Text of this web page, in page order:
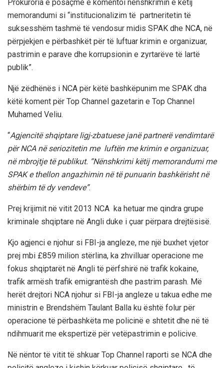
Prokuroria e posaçme e komentoi nënshkrimin e këtij
memorandumi si “institucionalizim të partneritetin të
suksesshëm tashmë të vendosur midis SPAK dhe NCA, në
përpjekjen e përbashkët për të luftuar krimin e organizuar,
pastrimin e parave dhe korrupsionin e zyrtarëve të lartë
publik”.
Një zëdhënës i NCA për këtë bashkëpunim me SPAK dha
këtë koment për Top Channel gazetarin e Top Channel
Muhamed Veliu.
“Agjencitë shqiptare ligj-zbatuese janë partnerë vendimtarë
për NCA në seriozitetin me luftën me krimin e organizuar,
në mbrojtje të publikut. “Nënshkrimi këtij memorandumi me
SPAK e thellon angazhimin në të punuarin bashkërisht në
shërbim të dy vendeve”.
Prej krijimit në vitit 2013 NCA ka hetuar me qindra grupe
kriminale shqiptare në Angli duke i çuar përpara drejtësisë.
Kjo agjenci e njohur si FBI-ja angleze, me një buxhet vjetor
prej mbi £859 milion stërlina, ka zhvilluar operacione me
fokus shqiptarët në Angli të përfshirë në trafik kokaine,
trafik armësh trafik emigrantësh dhe pastrim parash. Më
herët drejtori NCA njohur si FBI-ja angleze u takua edhe me
ministrin e Brendshëm Taulant Balla ku është folur për
operacione të përbashkëta me policinë e shtetit dhe në të
ndihmuarit me ekspertizë për vetëpastrimin e policive.
Në nëntor të vitit të shkuar Top Channel raporti se NCA dhe